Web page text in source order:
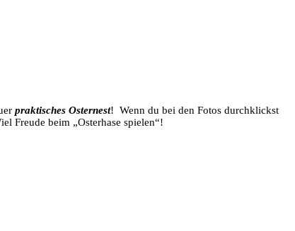
praktisches Osternest! Wenn du bei den Fotos durchklickst
spielen“!